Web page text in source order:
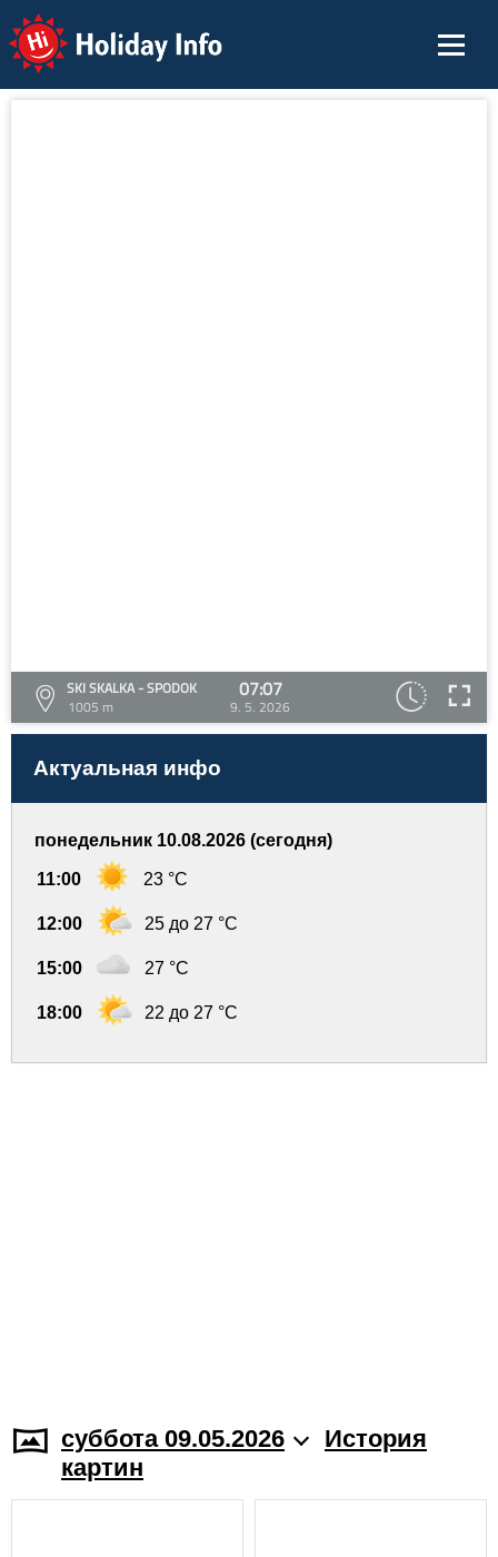
Holiday Info
SKI SKALKA - SPODOK
1005 m
07:07
9. 5. 2026
Актуальная инфо
понедельник 10.08.2026 (сегодня)
11:00 23 °C
12:00 25 до 27 °C
15:00 27 °C
18:00 22 до 27 °C
суббота 09.05.2026
История
картин